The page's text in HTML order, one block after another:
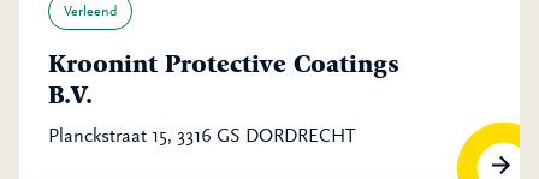
Verleend
Kroonint Protective Coatings
B.V.
Planckstraat 15, 3316 GS DORDRECHT